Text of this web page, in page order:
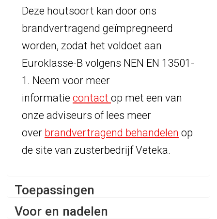
Deze houtsoort kan door ons
brandvertragend geïmpregneerd
worden, zodat het voldoet aan
Euroklasse-B volgens NEN EN 13501-
1. Neem voor meer
informatie contact op met een van
onze adviseurs of lees meer
over brandvertragend behandelen op
de site van zusterbedrijf Veteka.
Toepassingen
Voor en nadelen